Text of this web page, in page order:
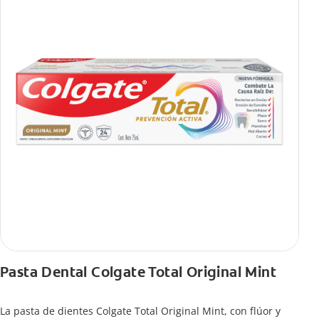
Pasta Dental Colgate Total Original Mint
La pasta de dientes Colgate Total Original Mint, con flúor y